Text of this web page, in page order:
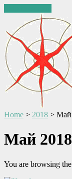
Home > 2018 > Май
Май 2018
You are browsing